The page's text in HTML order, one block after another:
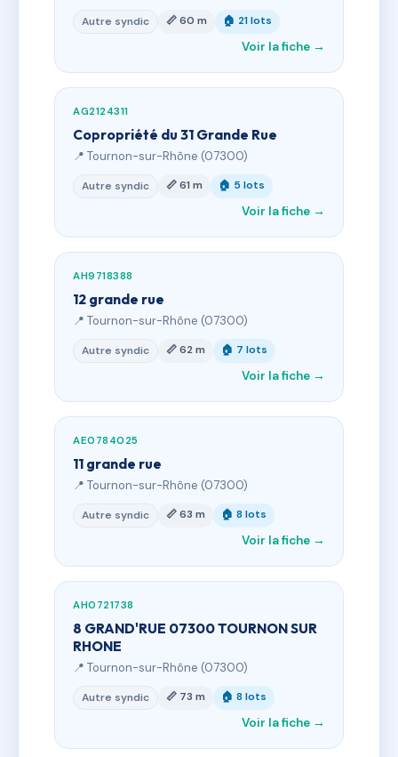
Autre syndic 📏 60 m 🏠 21 lots
Voir la fiche →
AG2124311
Copropriété du 31 Grande Rue
📍 Tournon-sur-Rhône (07300)
Autre syndic 📏 61 m 🏠 5 lots
Voir la fiche →
AH9718388
12 grande rue
📍 Tournon-sur-Rhône (07300)
Autre syndic 📏 62 m 🏠 7 lots
Voir la fiche →
AE0784025
11 grande rue
📍 Tournon-sur-Rhône (07300)
Autre syndic 📏 63 m 🏠 8 lots
Voir la fiche →
AH0721738
8 GRAND'RUE 07300 TOURNON SUR
RHONE
📍 Tournon-sur-Rhône (07300)
Autre syndic 📏 73 m 🏠 8 lots
Voir la fiche →